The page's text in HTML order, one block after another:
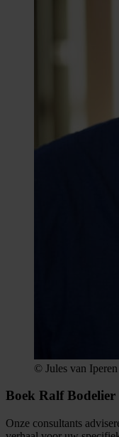
© Jules van Iperen
Boek Ralf Bodelier
Onze consultants